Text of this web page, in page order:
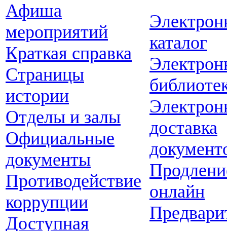
Афиша
мероприятий
Краткая справка
Страницы
истории
Отделы и залы
Официальные
документы
Противодействие
коррупции
Доступная
каталог
доставка
онлайн